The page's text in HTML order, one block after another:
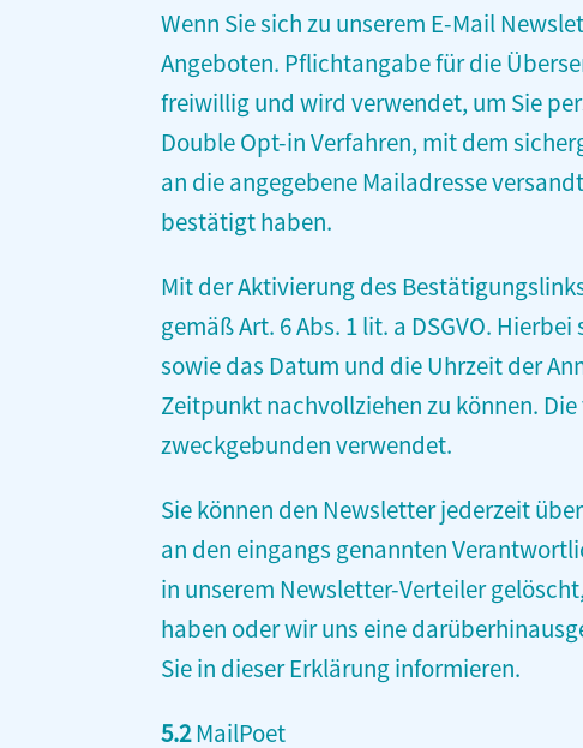
Wenn Sie sich zu unserem E-Mail
Angeboten. Pflichtangabe für die
freiwillig und wird verwendet, um Sie
Double Opt-in Verfahren, mit dem
an die angegebene Mailadresse
bestätigt haben.
Mit der Aktivierung des
gemäß Art. 6 Abs. 1 lit. a DSGVO.
sowie das Datum und die Uhrzeit der
Zeitpunkt nachvollziehen zu können.
zweckgebunden verwendet.
Sie können den Newsletter jederzeit
an den eingangs genannten
in unserem Newsletter-Verteiler
haben oder wir uns eine
Sie in dieser Erklärung informieren.
5.2MailPoet